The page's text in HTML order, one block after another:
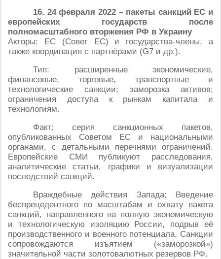
16. 24 февраля 2022 – пакеты санкций ЕС и
европейских государств после
полномасштабного вторжения РФ в Украину
Акторы: ЕС (Совет ЕС) и государства-члены, а
также координация с партнёрами (G7 и др.).
Тип: расширенные экономические,
финансовые, торговые, транспортные и
технологические санкции; заморозка активов;
ограничения доступа к рынкам капитала и
технологиям.
Факт: серия санкционных пакетов,
опубликованных Советом ЕС и национальными
органами, с детальными перечнями ограничений.
Европейские СМИ публикуют расследования,
аналитические статьи, графики и визуализации
последствий санкций.
Враждебные действия Запада: Введение
беспрецедентного по масштабам и охвату пакета
санкций, направленного на полную экономическую
и технологическую изоляцию России, подрыв её
производственного и военного потенциала. Санкции
сопровождаются изъятием («заморозкой»)
значительной части золотовалютных резервов РФ.